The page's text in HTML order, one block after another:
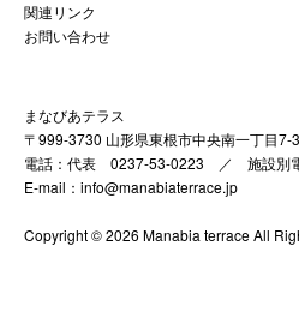
関連リンク
お問い合わせ
まなびあテラス
〒999-3730 山形県東根市中央南一丁目7-3
電話：代表 0237-53-0223 ／ 施設別
E-mail：info@manabiaterrace.jp
Copyright © 2026 Manabia terrace All